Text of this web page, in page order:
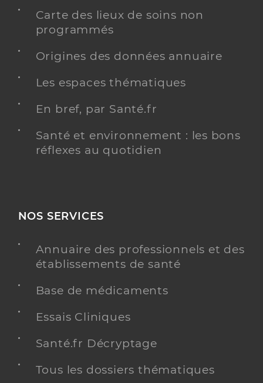
Carte des lieux de soins non
programmés
Origines des données annuaire
Les espaces thématiques
En bref, par Santé.fr
Santé et environnement : les bons
réflexes au quotidien
NOS SERVICES
Annuaire des professionnels et des
établissements de santé
Base de médicaments
Essais Cliniques
Santé.fr Décryptage
Tous les dossiers thématiques